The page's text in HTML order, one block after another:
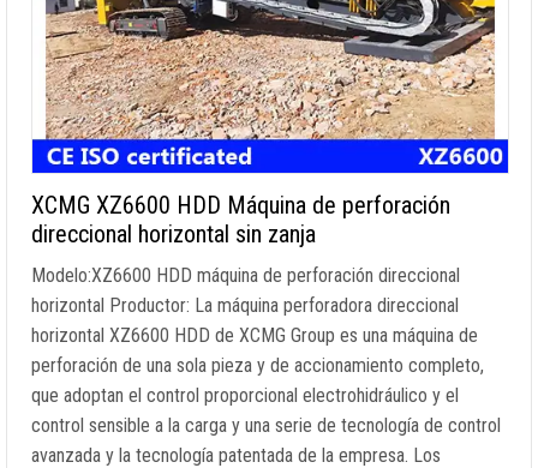
XCMG XZ6600 HDD Máquina de perforación
direccional horizontal sin zanja
Modelo:XZ6600 HDD máquina de perforación direccional
horizontal Productor: La máquina perforadora direccional
horizontal XZ6600 HDD de XCMG Group es una máquina de
perforación de una sola pieza y de accionamiento completo,
que adoptan el control proporcional electrohidráulico y el
control sensible a la carga y una serie de tecnología de control
avanzada y la tecnología patentada de la empresa. Los